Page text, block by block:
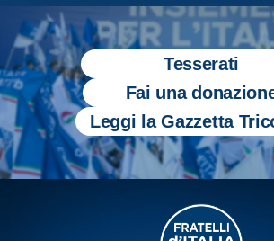
Tesserati
Fai una
Leggi la Gazzetta